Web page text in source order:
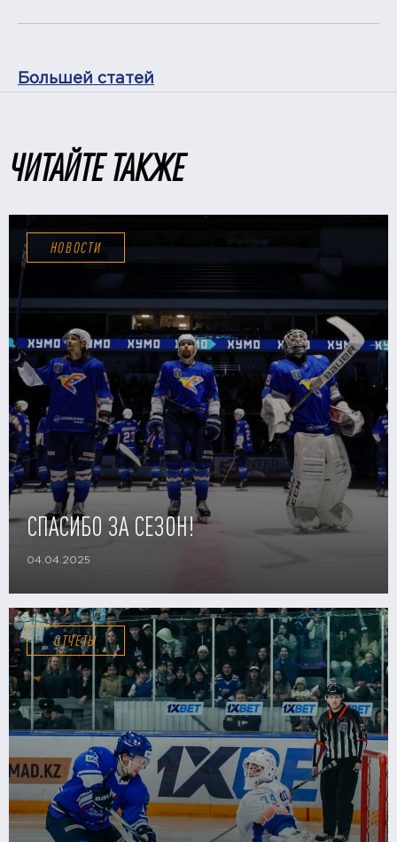
Большей статей
ЧИТАЙТЕ ТАКЖЕ
НОВОСТИ
СПАСИБО ЗА СЕЗОН!
04.04.2025
ОТЧЕТЫ